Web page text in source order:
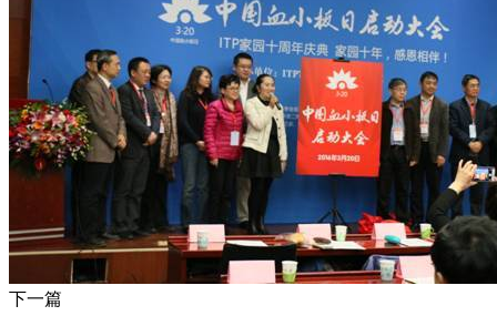
下一篇